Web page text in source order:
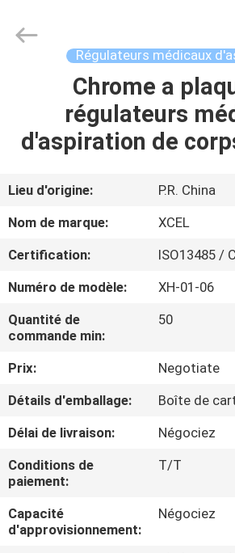
MAISON
PRODUITS
AU
SUJET
DE
VISITE
CONTRÔLE
DE
QUALITÉ
CONTACTEZ-
NOUS
Solutions
Régulateurs médicaux
Chrome a
régulateurs
d'aspiration de
Lieu d'origine:
P.R. China
Nom de marque:
XCEL
Certification:
ISO13485 /
Numéro de modèle:
XH-01-06
Quantité de
commande min:
50
Prix:
Negotiate
Détails d'emballage:
Boîte de
Délai de livraison:
Négociez
Conditions de
paiement:
T/T
Capacité
d'approvisionnement:
Négociez